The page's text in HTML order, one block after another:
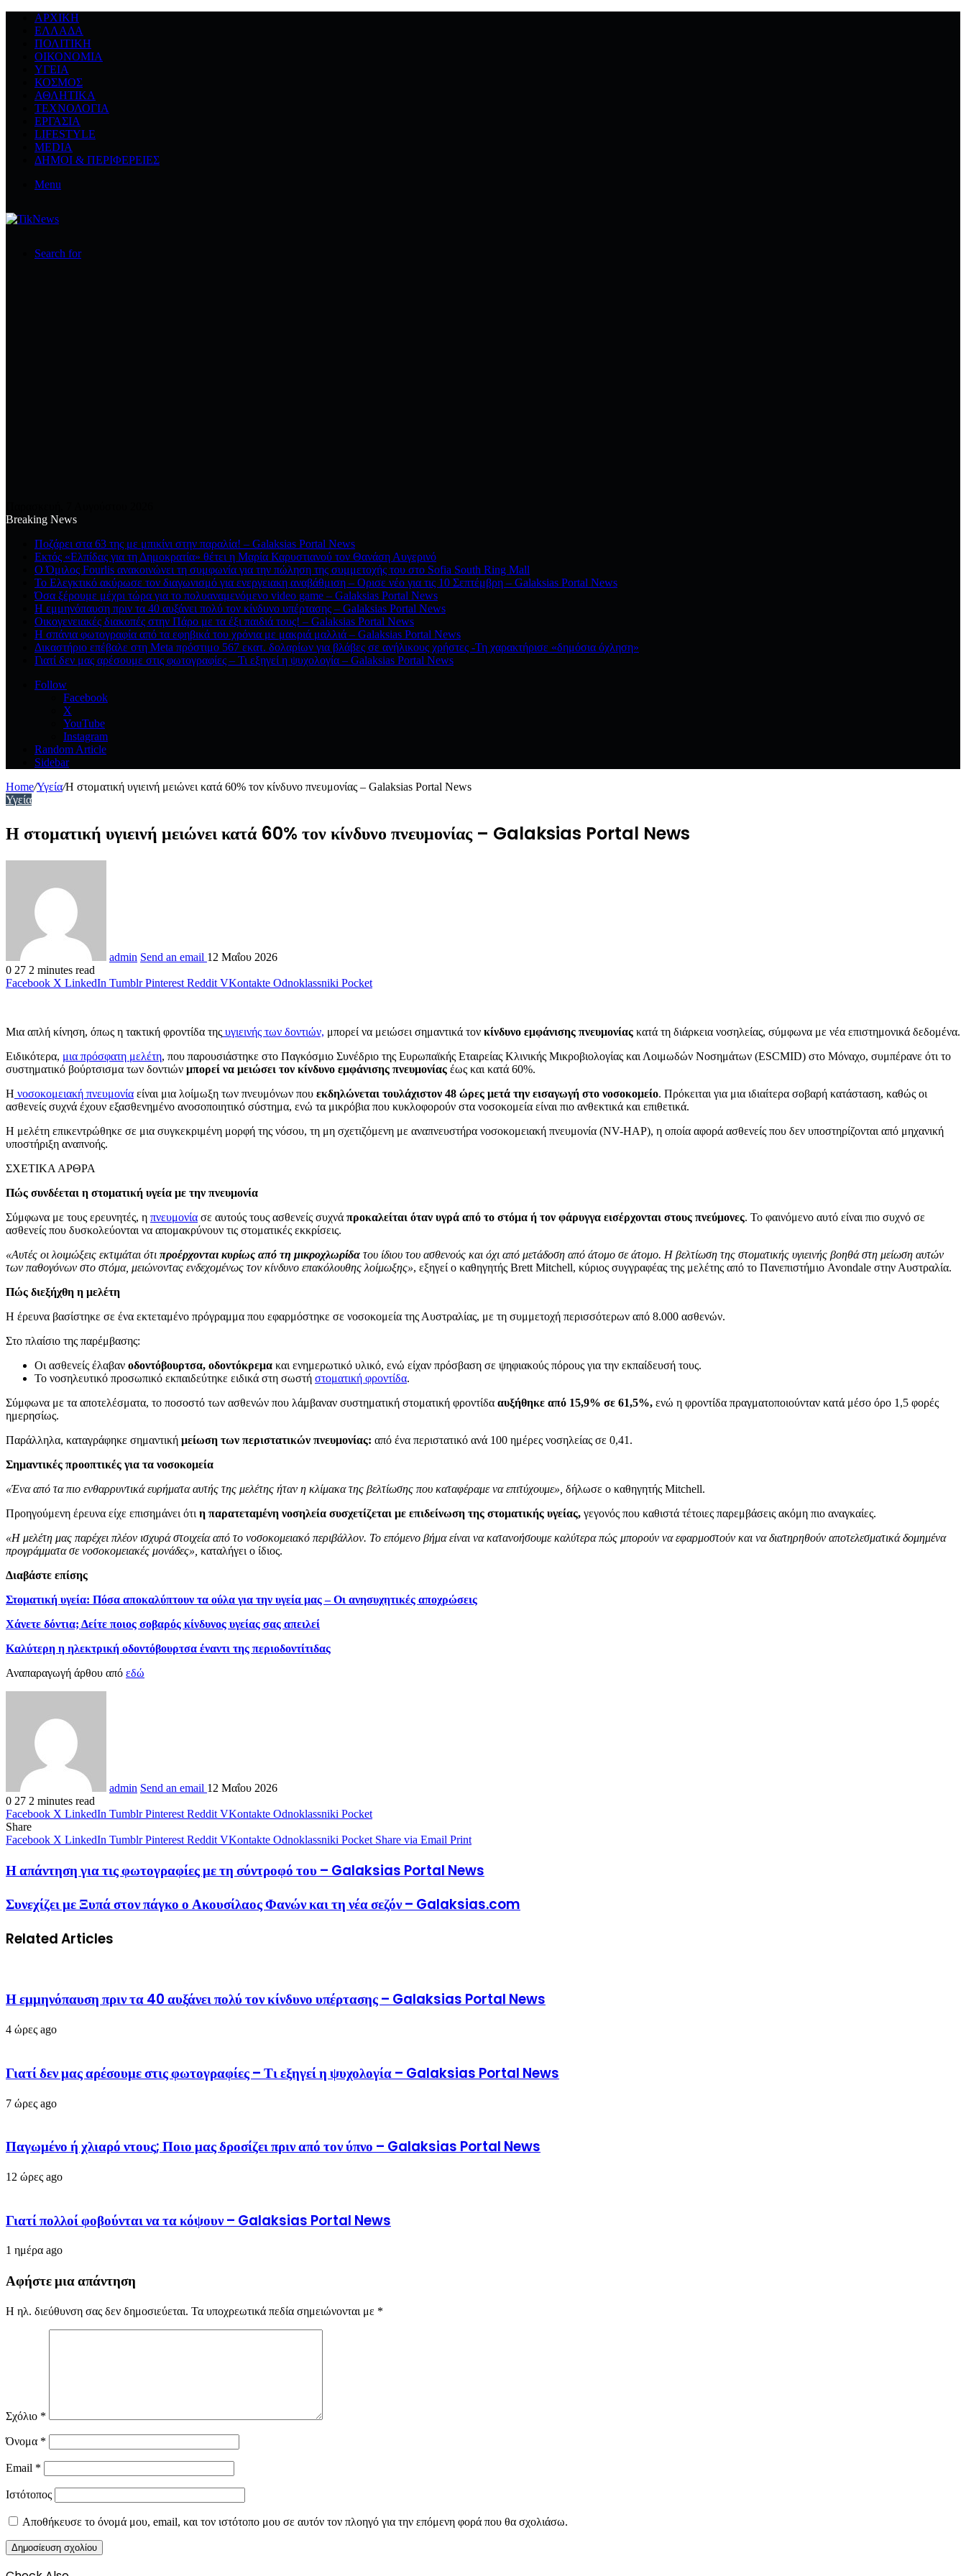
ΑΡΧΙΚΉ
ΕΛΛΆΔΑ
ΠΟΛΙΤΙΚΉ
ΟΙΚΟΝΟΜΊΑ
ΥΓΕΊΑ
ΚΌΣΜΟΣ
ΑΘΛΗΤΙΚΆ
ΤΕΧΝΟΛΟΓΙΆ
ΕΡΓΑΣΊΑ
LIFESTYLE
MEDIA
ΔΉΜΟΙ & ΠΕΡΙΦΈΡΕΙΕΣ
Menu
Search for
Breaking News
Ποζάρει στα 63 της με μπικίνι στην παραλία! – Galaksias Portal News
Εκτός «Ελπίδας για τη Δημοκρατία» θέτει η Μαρία Καρυστιανού τον Θανάση Αυγερινό
Ο Όμιλος Fourlis ανακοινώνει τη συμφωνία για την πώληση της συμμετοχής του στο Sofia South Ring Mall
Το Ελεγκτικό ακύρωσε τον διαγωνισμό για ενεργειακη αναβάθμιση – Ορισε νέο για τις 10 Σεπτέμβρη – Galaksias Portal News
Όσα ξέρουμε μέχρι τώρα για το πολυαναμενόμενο video game – Galaksias Portal News
Η εμμηνόπαυση πριν τα 40 αυξάνει πολύ τον κίνδυνο υπέρτασης – Galaksias Portal News
Οικογενειακές διακοπές στην Πάρο με τα έξι παιδιά τους! – Galaksias Portal News
Η σπάνια φωτογραφία από τα εφηβικά του χρόνια με μακριά μαλλιά – Galaksias Portal News
Δικαστήριο επέβαλε στη Meta πρόστιμο 567 εκατ. δολαρίων για βλάβες σε ανήλικους χρήστες -Τη χαρακτήρισε «δημόσια όχληση»
Γιατί δεν μας αρέσουμε στις φωτογραφίες – Τι εξηγεί η ψυχολογία – Galaksias Portal News
Follow
Facebook
X
YouTube
Instagram
Random Article
Sidebar
Home/Υγεία/Η στοματική υγιεινή μειώνει κατά 60% τον κίνδυνο πνευμονίας – Galaksias Portal News
Υγεία
Η στοματική υγιεινή μειώνει κατά 60% τον κίνδυνο πνευμονίας – Galaksias Portal News
admin Send an email 12 Μαΐου 2026
0 27 2 minutes read
Facebook X LinkedIn Tumblr Pinterest Reddit VKontakte Odnoklassniki Pocket
Μια απλή κίνηση, όπως η τακτική φροντίδα της υγιεινής των δοντιών, μπορεί να μειώσει σημαντικά τον κίνδυνο εμφάνισης πνευμονίας κατά τη διάρκεια νοσηλείας, σύμφωνα με νέα επιστημονικά δεδομένα.
Ειδικότερα, μια πρόσφατη μελέτη, που παρουσιάστηκε στο Παγκόσμιο Συνέδριο της Ευρωπαϊκής Εταιρείας Κλινικής Μικροβιολογίας και Λοιμωδών Νοσημάτων (ESCMID) στο Μόναχο, συμπέρανε ότι το
συστηματικό βούρτσισμα των δοντιών μπορεί να μειώσει τον κίνδυνο εμφάνισης πνευμονίας έως και κατά 60%.
Η νοσοκομειακή πνευμονία είναι μια λοίμωξη των πνευμόνων που εκδηλώνεται τουλάχιστον 48 ώρες μετά την εισαγωγή στο νοσοκομείο. Πρόκειται για μια ιδιαίτερα σοβαρή κατάσταση, καθώς οι
ασθενείς συχνά έχουν εξασθενημένο ανοσοποιητικό σύστημα, ενώ τα μικρόβια που κυκλοφορούν στα νοσοκομεία είναι πιο ανθεκτικά και επιθετικά.
Η μελέτη επικεντρώθηκε σε μια συγκεκριμένη μορφή της νόσου, τη μη σχετιζόμενη με αναπνευστήρα νοσοκομειακή πνευμονία (NV-HAP), η οποία αφορά ασθενείς που δεν υποστηρίζονται από μηχανική
υποστήριξη αναπνοής.
ΣΧΕΤΙΚΑ ΑΡΘΡΑ
Πώς συνδέεται η στοματική υγεία με την πνευμονία
Σύμφωνα με τους ερευνητές, η πνευμονία σε αυτούς τους ασθενείς συχνά προκαλείται όταν υγρά από το στόμα ή τον φάρυγγα εισέρχονται στους πνεύμονες. Το φαινόμενο αυτό είναι πιο συχνό σε
ασθενείς που δυσκολεύονται να απομακρύνουν τις στοματικές εκκρίσεις.
«Αυτές οι λοιμώξεις εκτιμάται ότι προέρχονται κυρίως από τη μικροχλωρίδα του ίδιου του ασθενούς και όχι από μετάδοση από άτομο σε άτομο. Η βελτίωση της στοματικής υγιεινής βοηθά στη μείωση αυτών
των παθογόνων στο στόμα, μειώνοντας ενδεχομένως τον κίνδυνο επακόλουθης λοίμωξης», εξηγεί ο καθηγητής Brett Mitchell, κύριος συγγραφέας της μελέτης από το Πανεπιστήμιο Avondale στην Αυστραλία.
Πώς διεξήχθη η μελέτη
Η έρευνα βασίστηκε σε ένα εκτεταμένο πρόγραμμα που εφαρμόστηκε σε νοσοκομεία της Αυστραλίας, με τη συμμετοχή περισσότερων από 8.000 ασθενών.
Στο πλαίσιο της παρέμβασης:
Οι ασθενείς έλαβαν οδοντόβουρτσα, οδοντόκρεμα και ενημερωτικό υλικό, ενώ είχαν πρόσβαση σε ψηφιακούς πόρους για την εκπαίδευσή τους.
Το νοσηλευτικό προσωπικό εκπαιδεύτηκε ειδικά στη σωστή στοματική φροντίδα.
Σύμφωνα με τα αποτελέσματα, το ποσοστό των ασθενών που λάμβαναν συστηματική στοματική φροντίδα αυξήθηκε από 15,9% σε 61,5%, ενώ η φροντίδα πραγματοποιούνταν κατά μέσο όρο 1,5 φορές
ημερησίως.
Παράλληλα, καταγράφηκε σημαντική μείωση των περιστατικών πνευμονίας: από ένα περιστατικό ανά 100 ημέρες νοσηλείας σε 0,41.
Σημαντικές προοπτικές για τα νοσοκομεία
«Ένα από τα πιο ενθαρρυντικά ευρήματα αυτής της μελέτης ήταν η κλίμακα της βελτίωσης που καταφέραμε να επιτύχουμε», δήλωσε ο καθηγητής Mitchell.
Προηγούμενη έρευνα είχε επισημάνει ότι η παρατεταμένη νοσηλεία συσχετίζεται με επιδείνωση της στοματικής υγείας, γεγονός που καθιστά τέτοιες παρεμβάσεις ακόμη πιο αναγκαίες.
«Η μελέτη μας παρέχει πλέον ισχυρά στοιχεία από το νοσοκομειακό περιβάλλον. Το επόμενο βήμα είναι να κατανοήσουμε καλύτερα πώς μπορούν να εφαρμοστούν και να διατηρηθούν αποτελεσματικά δομημένα
προγράμματα σε νοσοκομειακές μονάδες», καταλήγει ο ίδιος.
Διαβάστε επίσης
Στοματική υγεία: Πόσα αποκαλύπτουν τα ούλα για την υγεία μας – Οι ανησυχητικές αποχρώσεις
Χάνετε δόντια; Δείτε ποιος σοβαρός κίνδυνος υγείας σας απειλεί
Καλύτερη η ηλεκτρική οδοντόβουρτσα έναντι της περιοδοντίτιδας
Αναπαραγωγή άρθου από εδώ
admin Send an email 12 Μαΐου 2026
0 27 2 minutes read
Facebook X LinkedIn Tumblr Pinterest Reddit VKontakte Odnoklassniki Pocket
Share
Facebook X LinkedIn Tumblr Pinterest Reddit VKontakte Odnoklassniki Pocket Share via Email Print
Η απάντηση για τις φωτογραφίες με τη σύντροφό του – Galaksias Portal News
Συνεχίζει με Ξυπά στον πάγκο ο Ακουσίλαος Φανών και τη νέα σεζόν – Galaksias.com
Related Articles
Η εμμηνόπαυση πριν τα 40 αυξάνει πολύ τον κίνδυνο υπέρτασης – Galaksias Portal News
4 ώρες ago
Γιατί δεν μας αρέσουμε στις φωτογραφίες – Τι εξηγεί η ψυχολογία – Galaksias Portal News
7 ώρες ago
Παγωμένο ή χλιαρό ντους; Ποιο μας δροσίζει πριν από τον ύπνο – Galaksias Portal News
12 ώρες ago
Γιατί πολλοί φοβούνται να τα κόψουν – Galaksias Portal News
1 ημέρα ago
Αφήστε μια απάντηση
Η ηλ. διεύθυνση σας δεν δημοσιεύεται. Τα υποχρεωτικά πεδία σημειώνονται με *
Σχόλιο *
Όνομα *
Email *
Ιστότοπος
Αποθήκευσε το όνομά μου, email, και τον ιστότοπο μου σε αυτόν τον πλοηγό για την επόμενη φορά που θα σχολιάσω.